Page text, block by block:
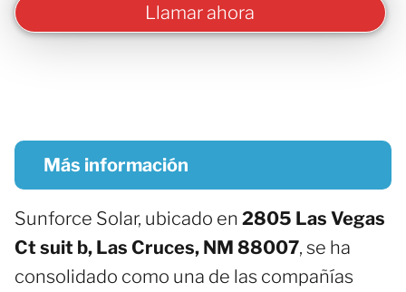
Llamar ahora
Más información
Sunforce Solar, ubicado en 2805 Las Vegas
Ct suit b, Las Cruces, NM 88007, se ha
consolidado como una de las compañías